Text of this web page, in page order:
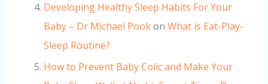
Developing Healthy Sleep Habits For Your
Baby – Dr Michael Pookon What is Eat-Play-
Sleep Routine?
How to Prevent Baby Colic and Make Your